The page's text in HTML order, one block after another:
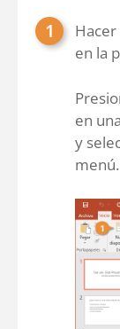
en la
en
y
menú.